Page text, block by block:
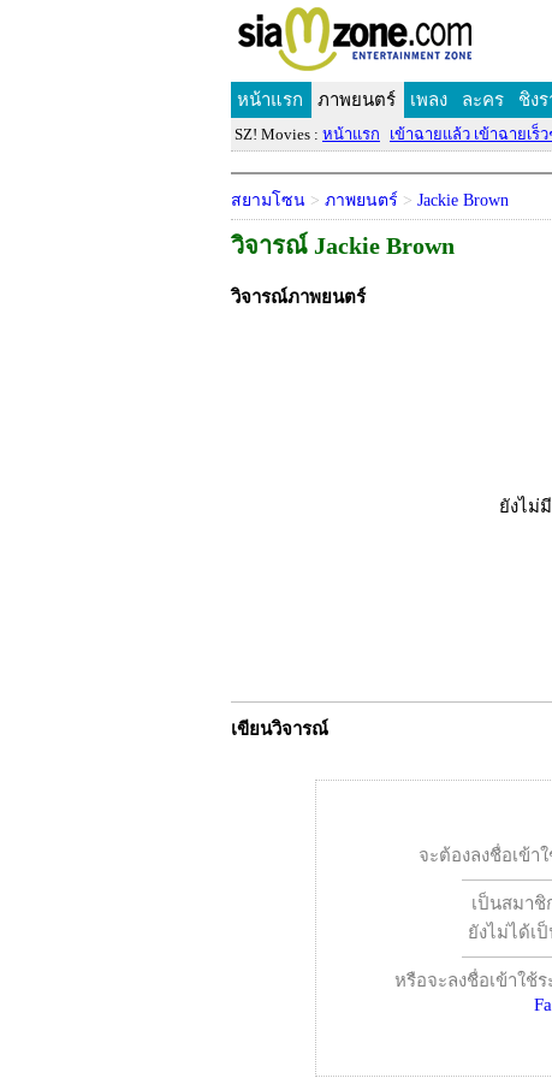
หน้าแรก ภาพยนตร์ เพลง ละคร ชิงร
SZ! Movies : หน้าแรก เข้าฉายแล้ว เข้าฉายเร็
สยามโซน > ภาพยนตร์ > Jackie Brown
วิจารณ์ Jackie Brown
วิจารณ์ภาพยนตร์
ยังไม่
เขียนวิจารณ์
จะต้องลงชื่อเข้า
เป็นสมาชิ
ยังไม่ได้เ
หรือจะลงชื่อเข้าใช้